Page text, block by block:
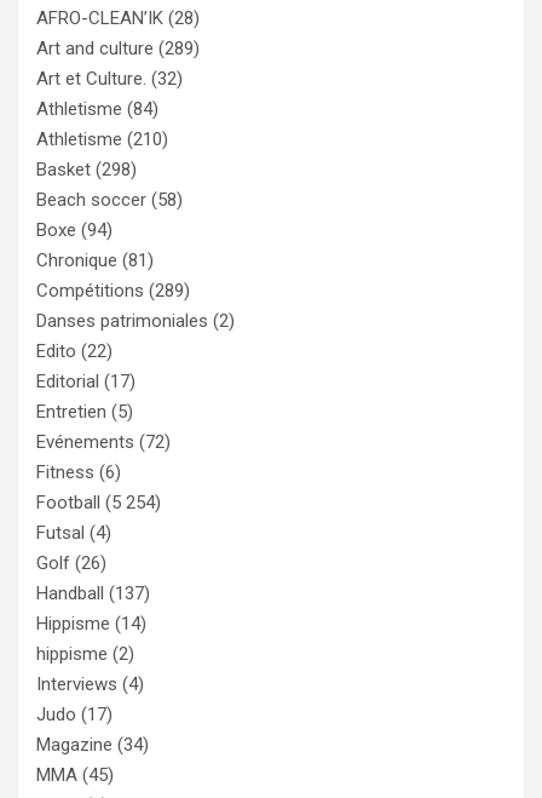
AFRO-CLEAN’IK (28)
Art and culture (289)
Art et Culture. (32)
Athletisme (84)
Athletisme (210)
Basket (298)
Beach soccer (58)
Boxe (94)
Chronique (81)
Compétitions (289)
Danses patrimoniales (2)
Edito (22)
Editorial (17)
Entretien (5)
Evénements (72)
Fitness (6)
Football (5 254)
Futsal (4)
Golf (26)
Handball (137)
Hippisme (14)
hippisme (2)
Interviews (4)
Judo (17)
Magazine (34)
MMA (45)